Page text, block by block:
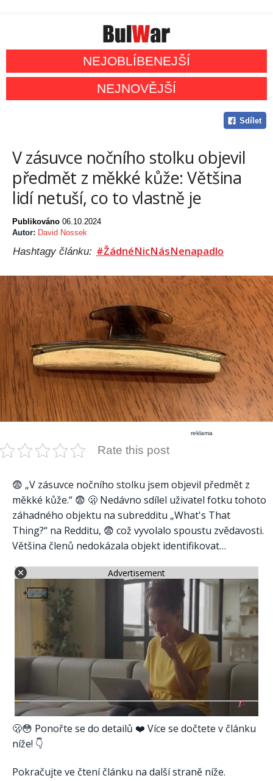
NEJOBLÍBENEJŠÍ
NEJNOVĚJŠÍ
Sdílet
V zásuvce nočního stolku objevil
předmět z měkké kůže: Většina
lidí netuší, co to vlastně je
Publikováno 06.10.2024
Autor: David Nossek
Hashtagy článku: #ŽádnéNicNásNenapadlo
reklama
Rate this post
😨 „V zásuvce nočního stolku jsem objevil předmět z
měkké kůže.“ 😨 🫢 Nedávno sdílel uživatel fotku tohoto
záhadného objektu na subredditu „What's That
Thing?“ na Redditu, 😨 což vyvolalo spoustu zvědavosti.
Většina členů nedokázala objekt identifikovat…
Advertisement
🫢😳 Ponořte se do detailů ❤️ Více se dočtete v článku
níže! 👇
Pokračujte ve čtení článku na další straně níže.